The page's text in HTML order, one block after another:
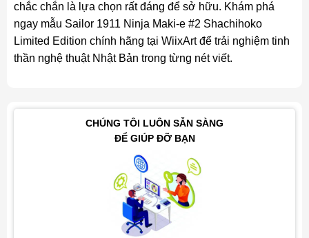
chắc chắn là lựa chọn rất đáng để sở hữu. Khám phá
ngay mẫu Sailor 1911 Ninja Maki-e #2 Shachihoko
Limited Edition chính hãng tại WiixArt để trải nghiệm tinh
thần nghệ thuật Nhật Bản trong từng nét viết.
CHÚNG TÔI LUÔN SẴN SÀNG
ĐỂ GIÚP ĐỠ BẠN